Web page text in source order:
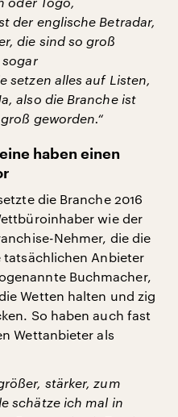
der englische Betradar,
die sind so groß
setzen alles auf Listen,
also die Branche ist
geworden.“
haben einen
die Branche 2016
wie der
Nehmer, die die
Anbieter
Buchmacher,
Wetten halten und zig
So haben auch fast
Wettanbieter als
stärker, zum
schätze ich mal in